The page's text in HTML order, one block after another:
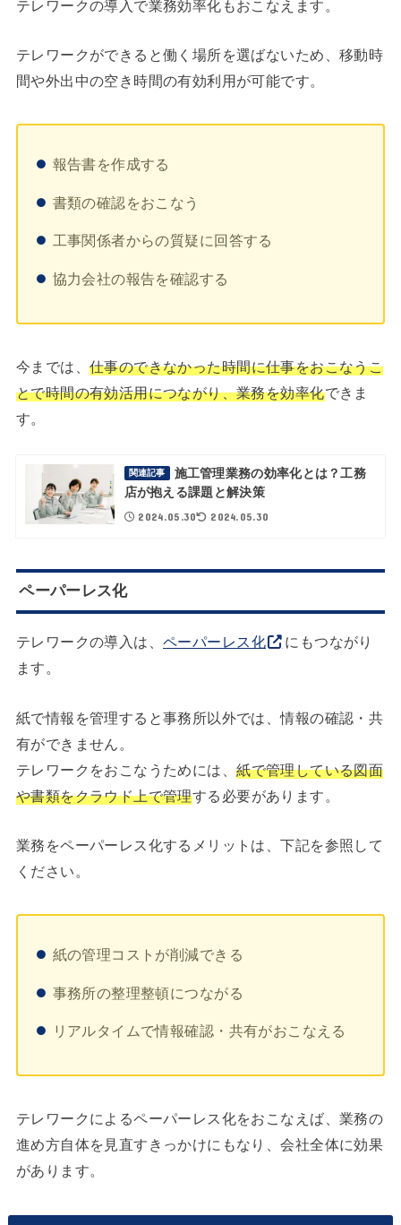
テレワークの導入で業務効率化もおこなえます。
テレワークができると働く場所を選ばないため、移動時
間や外出中の空き時間の有効利用が可能です。
報告書を作成する
書類の確認をおこなう
工事関係者からの質疑に回答する
協力会社の報告を確認する
今までは、 仕事のできなかった時間に仕事をおこなうこ
とで時間の有効活用につながり、業務を効率化できま
す。
関連記事
施工管理業務の効率化とは？工務
店が抱える課題と解決策
2024.05.30 2024.05.30
ペーパーレス化
テレワークの導入は、ペーパーレス化
にもつながり
ます。
紙で情報を管理すると事務所以外では、情報の確認・共
有ができません。
テレワークをおこなうためには、紙で管理している図面
や書類をクラウド上で管理する必要があります。
業務をペーパーレス化するメリットは、下記を参照して
ください。
紙の管理コストが削減できる
事務所の整理整頓につながる
リアルタイムで情報確認・共有がおこなえる
テレワークによるペーパーレス化をおこなえば、業務の
進め方自体を見直すきっかけにもなり、会社全体に効果
があります。